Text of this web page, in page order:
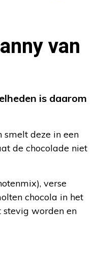
van
is daarom
smelt deze in een
de chocolade niet
verse
chocola in het
stevig worden en